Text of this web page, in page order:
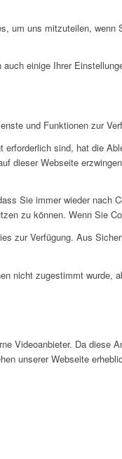
um uns mitzuteilen,
einige Ihrer
und Funktionen zur
sind, hat die
dieser Webseite
Sie immer wieder
zu können. Wenn Sie
zur Verfügung. Aus
nicht zugestimmt
Videoanbieter. Da
unserer Webseite